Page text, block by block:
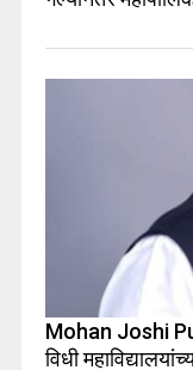
Mohan Joshi
विधी